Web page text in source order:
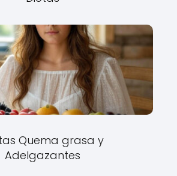
Quema grasa y
Adelgazantes